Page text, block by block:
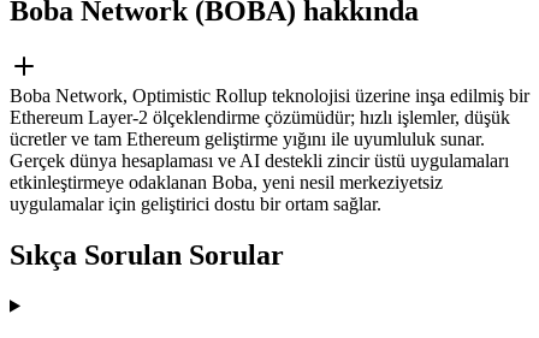
Boba Network (BOBA) hakkında
Boba Network, Optimistic Rollup teknolojisi üzerine inşa edilmiş bir
Ethereum Layer-2 ölçeklendirme çözümüdür; hızlı işlemler, düşük
ücretler ve tam Ethereum geliştirme yığını ile uyumluluk sunar.
Gerçek dünya hesaplaması ve AI destekli zincir üstü uygulamaları
etkinleştirmeye odaklanan Boba, yeni nesil merkeziyetsiz
uygulamalar için geliştirici dostu bir ortam sağlar.
Sıkça Sorulan Sorular